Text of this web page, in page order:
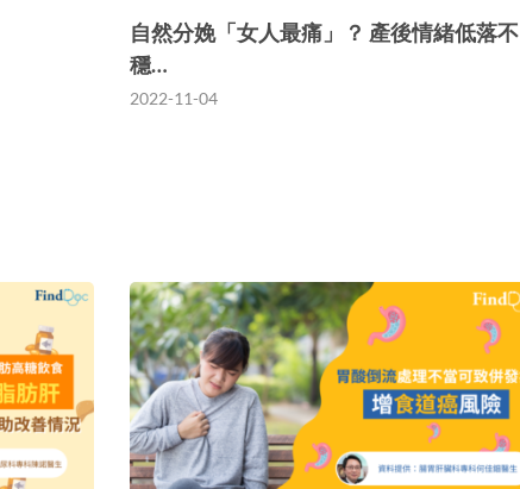
自然分娩「女人最痛」？ 產後情緒低落不
穩…
2022-11-04